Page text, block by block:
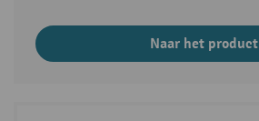
Naar het product